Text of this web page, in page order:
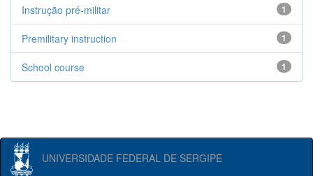
1
Instrução pré-militar
1
Premilitary instruction
1
School course
UNIVERSIDADE FEDERAL DE SERGIPE